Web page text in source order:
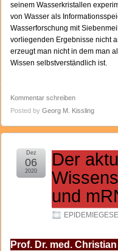
seinem Wasserkristallen
von Wasser als
Wasserforschung mit
vorliegenden Ergebnisse nicht
erzeugt man nicht in dem man
Wissen selbstverständlich ist.
Kommentar schreiben
Posted by Georg M. Kissling
Der
und
Dez
06
2020
Prof. Dr. med.